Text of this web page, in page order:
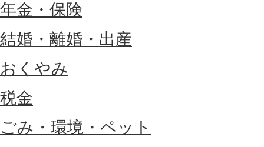
年金・保険
結婚・離婚・出産
おくやみ
税金
ごみ・環境・ペット